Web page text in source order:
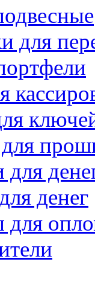
для
для
денег